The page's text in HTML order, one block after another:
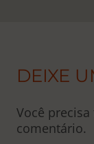
DEIXE
Você precisa
comentário.